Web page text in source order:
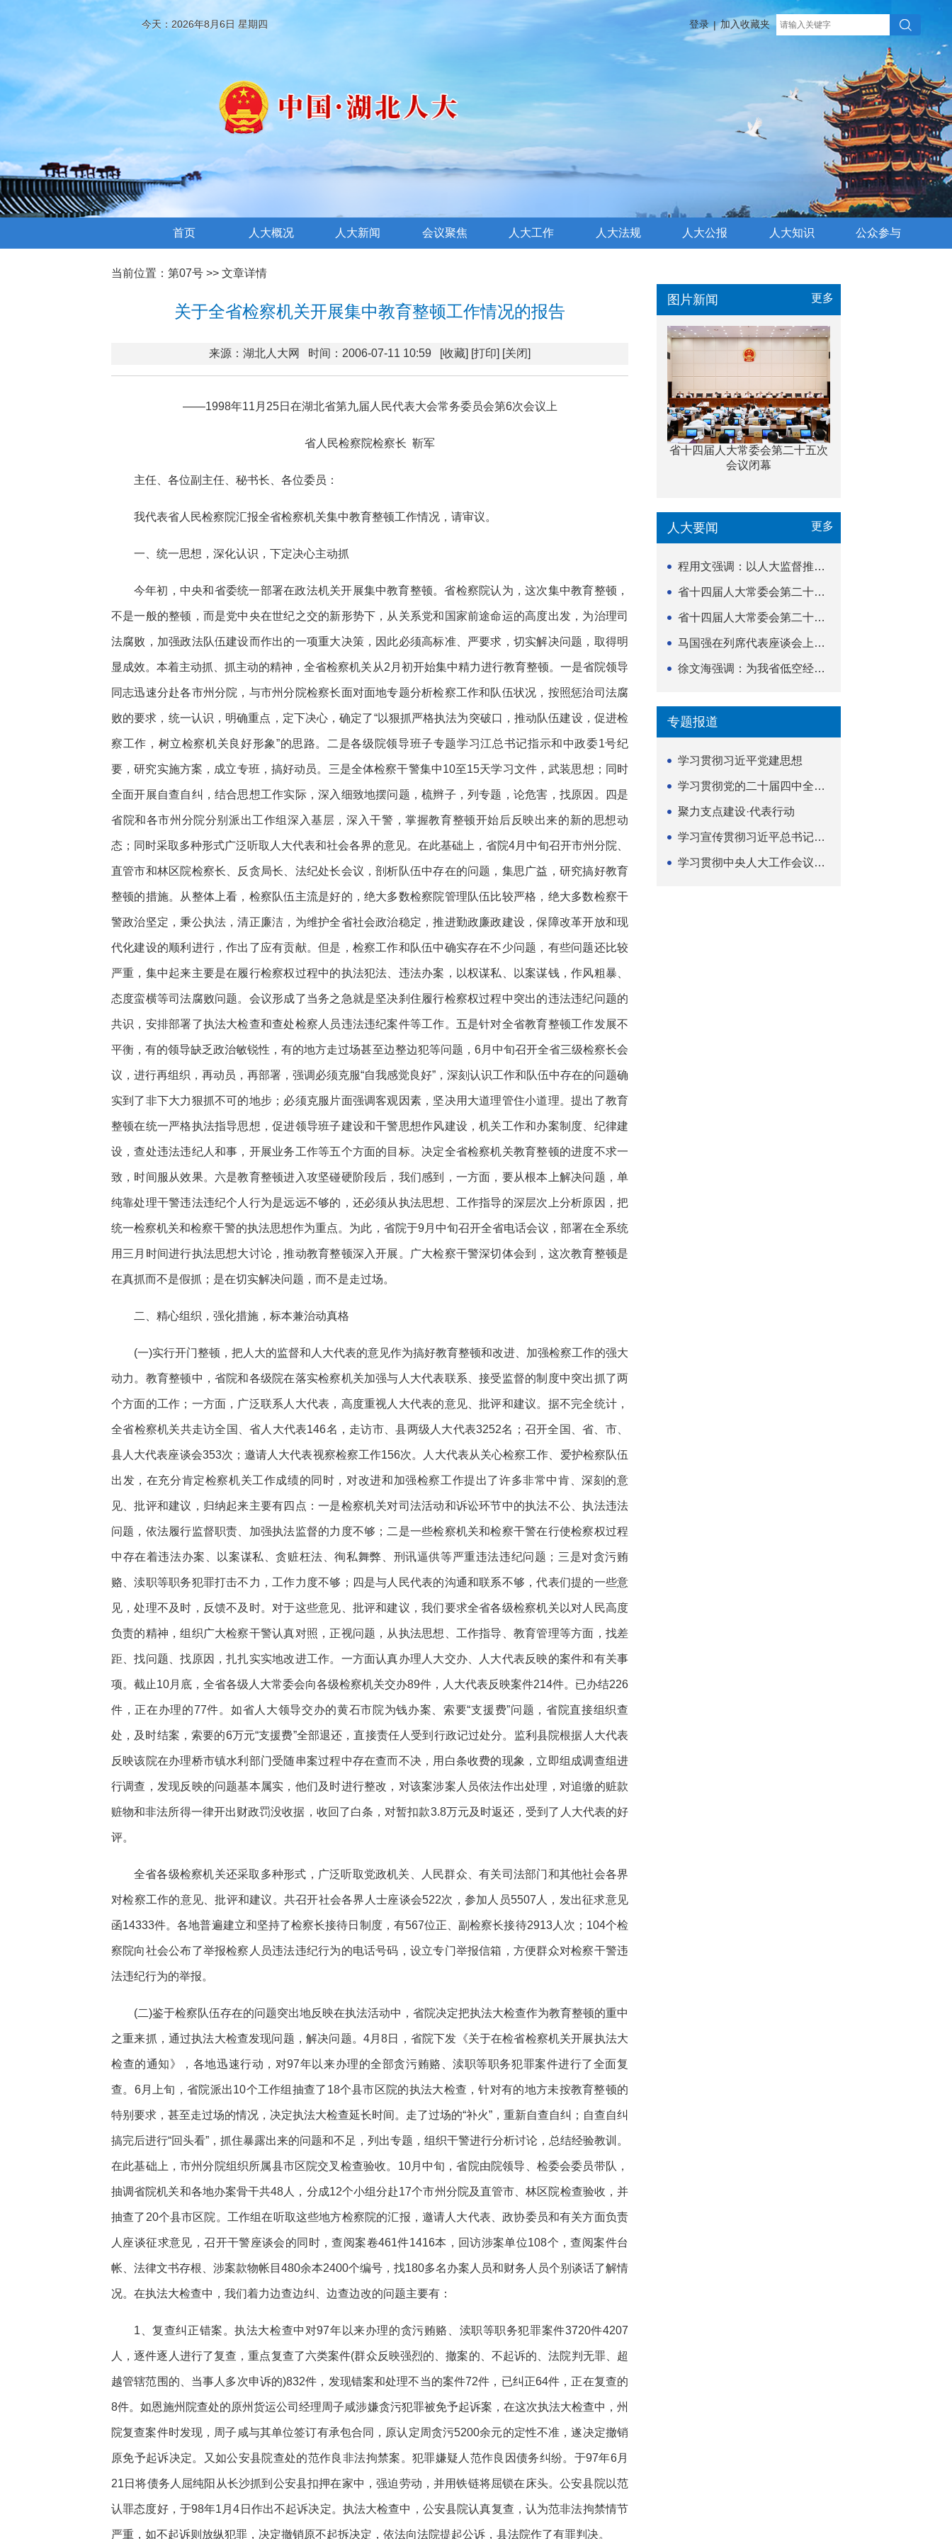
今天：2026年8月6日 星期四 登录 | 加入收藏夹
首页 人大概况 人大新闻 会议聚焦 人大工作 人大法规 人大公报 人大知识 公众参与
当前位置： 第07号 >> 文章详情
关于全省检察机关开展集中教育整顿工作情况的报告
来源：湖北人大网 时间：2006-07-11 10:59 [收藏] [打印] [关闭]
——1998年11月25日在湖北省第九届人民代表大会常务委员会第6次会议上
省人民检察院检察长 靳军
主任、各位副主任、秘书长、各位委员：
我代表省人民检察院汇报全省检察机关集中教育整顿工作情况，请审议。
一、统一思想，深化认识，下定决心主动抓
今年初，中央和省委统一部署在政法机关开展集中教育整顿。省检察院认为，这次集中教育整顿，
不是一般的整顿，而是党中央在世纪之交的新形势下，从关系党和国家前途命运的高度出发，为治理司
法腐败，加强政法队伍建设而作出的一项重大决策，因此必须高标准、严要求，切实解决问题，取得明
显成效。本着主动抓、抓主动的精神，全省检察机关从2月初开始集中精力进行教育整顿。一是省院领导
同志迅速分赴各市州分院，与市州分院检察长面对面地专题分析检察工作和队伍状况，按照惩治司法腐
败的要求，统一认识，明确重点，定下决心，确定了“以狠抓严格执法为突破口，推动队伍建设，促进检
察工作，树立检察机关良好形象”的思路。二是各级院领导班子专题学习江总书记指示和中政委1号纪
要，研究实施方案，成立专班，搞好动员。三是全体检察干警集中10至15天学习文件，武装思想；同时
全面开展自查自纠，结合思想工作实际，深入细致地摆问题，梳辫子，列专题，论危害，找原因。四是
省院和各市州分院分别派出工作组深入基层，深入干警，掌握教育整顿开始后反映出来的新的思想动
态；同时采取多种形式广泛听取人大代表和社会各界的意见。在此基础上，省院4月中旬召开市州分院、
直管市和林区院检察长、反贪局长、法纪处长会议，剖析队伍中存在的问题，集思广益，研究搞好教育
整顿的措施。从整体上看，检察队伍主流是好的，绝大多数检察院管理队伍比较严格，绝大多数检察干
警政治坚定，秉公执法，清正廉洁，为维护全省社会政治稳定，推进勤政廉政建设，保障改革开放和现
代化建设的顺利进行，作出了应有贡献。但是，检察工作和队伍中确实存在不少问题，有些问题还比较
严重，集中起来主要是在履行检察权过程中的执法犯法、违法办案，以权谋私、以案谋钱，作风粗暴、
态度蛮横等司法腐败问题。会议形成了当务之急就是坚决刹住履行检察权过程中突出的违法违纪问题的
共识，安排部署了执法大检查和查处检察人员违法违纪案件等工作。五是针对全省教育整顿工作发展不
平衡，有的领导缺乏政治敏锐性，有的地方走过场甚至边整边犯等问题，6月中旬召开全省三级检察长会
议，进行再组织，再动员，再部署，强调必须克服“自我感觉良好”，深刻认识工作和队伍中存在的问题确
实到了非下大力狠抓不可的地步；必须克服片面强调客观因素，坚决用大道理管住小道理。提出了教育
整顿在统一严格执法指导思想，促进领导班子建设和干警思想作风建设，机关工作和办案制度、纪律建
设，查处违法违纪人和事，开展业务工作等五个方面的目标。决定全省检察机关教育整顿的进度不求一
致，时间服从效果。六是教育整顿进入攻坚碰硬阶段后，我们感到，一方面，要从根本上解决问题，单
纯靠处理干警违法违纪个人行为是远远不够的，还必须从执法思想、工作指导的深层次上分析原因，把
统一检察机关和检察干警的执法思想作为重点。为此，省院于9月中旬召开全省电话会议，部署在全系统
用三月时间进行执法思想大讨论，推动教育整顿深入开展。广大检察干警深切体会到，这次教育整顿是
在真抓而不是假抓；是在切实解决问题，而不是走过场。
二、精心组织，强化措施，标本兼治动真格
(一)实行开门整顿，把人大的监督和人大代表的意见作为搞好教育整顿和改进、加强检察工作的强大
动力。教育整顿中，省院和各级院在落实检察机关加强与人大代表联系、接受监督的制度中突出抓了两
个方面的工作；一方面，广泛联系人大代表，高度重视人大代表的意见、批评和建议。据不完全统计，
全省检察机关共走访全国、省人大代表146名，走访市、县两级人大代表3252名；召开全国、省、市、
县人大代表座谈会353次；邀请人大代表视察检察工作156次。人大代表从关心检察工作、爱护检察队伍
出发，在充分肯定检察机关工作成绩的同时，对改进和加强检察工作提出了许多非常中肯、深刻的意
见、批评和建议，归纳起来主要有四点：一是检察机关对司法活动和诉讼环节中的执法不公、执法违法
问题，依法履行监督职责、加强执法监督的力度不够；二是一些检察机关和检察干警在行使检察权过程
中存在着违法办案、以案谋私、贪赃枉法、徇私舞弊、刑讯逼供等严重违法违纪问题；三是对贪污贿
赂、渎职等职务犯罪打击不力，工作力度不够；四是与人民代表的沟通和联系不够，代表们提的一些意
见，处理不及时，反馈不及时。对于这些意见、批评和建议，我们要求全省各级检察机关以对人民高度
负责的精神，组织广大检察干警认真对照，正视问题，从执法思想、工作指导、教育管理等方面，找差
距、找问题、找原因，扎扎实实地改进工作。一方面认真办理人大交办、人大代表反映的案件和有关事
项。截止10月底，全省各级人大常委会向各级检察机关交办89件，人大代表反映案件214件。已办结226
件，正在办理的77件。如省人大领导交办的黄石市院为钱办案、索要“支援费”问题，省院直接组织查
处，及时结案，索要的6万元“支援费”全部退还，直接责任人受到行政记过处分。监利县院根据人大代表
反映该院在办理桥市镇水利部门受随串案过程中存在查而不决，用白条收费的现象，立即组成调查组进
行调查，发现反映的问题基本属实，他们及时进行整改，对该案涉案人员依法作出处理，对追缴的赃款
赃物和非法所得一律开出财政罚没收据，收回了白条，对暂扣款3.8万元及时返还，受到了人大代表的好
评。
全省各级检察机关还采取多种形式，广泛听取党政机关、人民群众、有关司法部门和其他社会各界
对检察工作的意见、批评和建议。共召开社会各界人士座谈会522次，参加人员5507人，发出征求意见
函14333件。各地普遍建立和坚持了检察长接待日制度，有567位正、副检察长接待2913人次；104个检
察院向社会公布了举报检察人员违法违纪行为的电话号码，设立专门举报信箱，方便群众对检察干警违
法违纪行为的举报。
(二)鉴于检察队伍存在的问题突出地反映在执法活动中，省院决定把执法大检查作为教育整顿的重中
之重来抓，通过执法大检查发现问题，解决问题。4月8日，省院下发《关于在检省检察机关开展执法大
检查的通知》，各地迅速行动，对97年以来办理的全部贪污贿赂、渎职等职务犯罪案件进行了全面复
查。6月上旬，省院派出10个工作组抽查了18个县市区院的执法大检查，针对有的地方未按教育整顿的
特别要求，甚至走过场的情况，决定执法大检查延长时间。走了过场的“补火”，重新自查自纠；自查自纠
搞完后进行“回头看”，抓住暴露出来的问题和不足，列出专题，组织干警进行分析讨论，总结经验教训。
在此基础上，市州分院组织所属县市区院交叉检查验收。10月中旬，省院由院领导、检委会委员带队，
抽调省院机关和各地办案骨干共48人，分成12个小组分赴17个市州分院及直管市、林区院检查验收，并
抽查了20个县市区院。工作组在听取这些地方检察院的汇报，邀请人大代表、政协委员和有关方面负责
人座谈征求意见，召开干警座谈会的同时，查阅案卷461件1416本，回访涉案单位108个，查阅案件台
帐、法律文书存根、涉案款物帐目480余本2400个编号，找180多名办案人员和财务人员个别谈话了解情
况。在执法大检查中，我们着力边查边纠、边查边改的问题主要有：
1、复查纠正错案。执法大检查中对97年以来办理的贪污贿赂、渎职等职务犯罪案件3720件4207
人，逐件逐人进行了复查，重点复查了六类案件(群众反映强烈的、撤案的、不起诉的、法院判无罪、超
越管辖范围的、当事人多次申诉的)832件，发现错案和处理不当的案件72件，已纠正64件，正在复查的
8件。如恩施州院查处的原州货运公司经理周子咸涉嫌贪污犯罪被免予起诉案，在这次执法大检查中，州
院复查案件时发现，周子咸与其单位签订有承包合同，原认定周贪污5200余元的定性不准，遂决定撤销
原免予起诉决定。又如公安县院查处的范作良非法拘禁案。犯罪嫌疑人范作良因债务纠纷。于97年6月
21日将债务人屈纯阳从长沙抓到公安县扣押在家中，强迫劳动，并用铁链将屈锁在床头。公安县院以范
认罪态度好，于98年1月4日作出不起诉决定。执法大检查中，公安县院认真复查，认为范非法拘禁情节
严重，如不起诉则放纵犯罪，决定撤销原不起拆决定，依法向法院提起公诉，县法院作了有罪判决。
图片新闻 更多
省十四届人大常委会第二十五次
会议闭幕
人大要闻 更多
程用文强调：以人大监督推动科技金融高质量发展
省十四届人大常委会第二十五次会议闭幕
省十四届人大常委会第二十五次会议举行
马国强在列席代表座谈会上强调 以精准履职筑牢荆楚...
徐文海强调：为我省低空经济高质量发展提供法治支撑
专题报道
学习贯彻习近平党建思想
学习贯彻党的二十届四中全会精神
聚力支点建设·代表行动
学习宣传贯彻习近平总书记关于坚持
学习贯彻中央人大工作会议精神